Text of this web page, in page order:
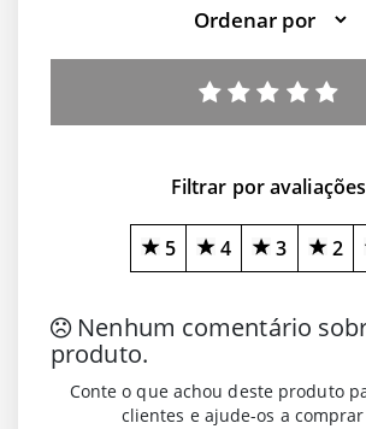
Filtrar por avaliações
5 4 3 2
Nenhum comentário
produto.
Conte o que achou deste produto
clientes e ajude-os a